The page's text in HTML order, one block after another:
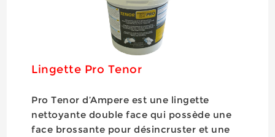
Lingette Pro Tenor
Pro Tenor d’Ampere est une lingette
nettoyante double face qui possède une
face brossante pour désincruster et une